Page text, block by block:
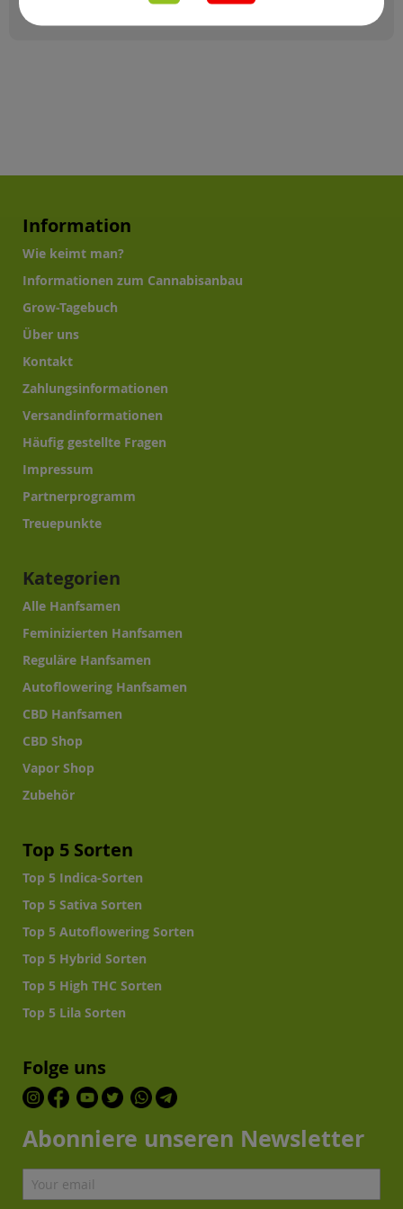
Information
Wie keimt man?
Informationen zum Cannabisanbau
Grow-Tagebuch
Über uns
Kontakt
Zahlungsinformationen
Versandinformationen
Häufig gestellte Fragen
Impressum
Partnerprogramm
Treuepunkte
Kategorien
Alle Hanfsamen
Feminizierten Hanfsamen
Reguläre Hanfsamen
Autoflowering Hanfsamen
CBD Hanfsamen
CBD Shop
Vapor Shop
Zubehör
Top 5 Sorten
Top 5 Indica-Sorten
Top 5 Sativa Sorten
Top 5 Autoflowering Sorten
Top 5 Hybrid Sorten
Top 5 High THC Sorten
Top 5 Lila Sorten
Folge uns
Abonniere unseren Newsletter